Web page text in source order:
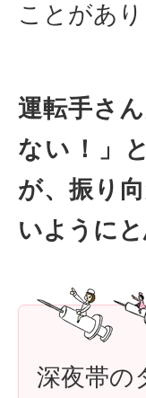
ことがあり
運転手さ
ない！」
が、振り
いように
深夜帯の